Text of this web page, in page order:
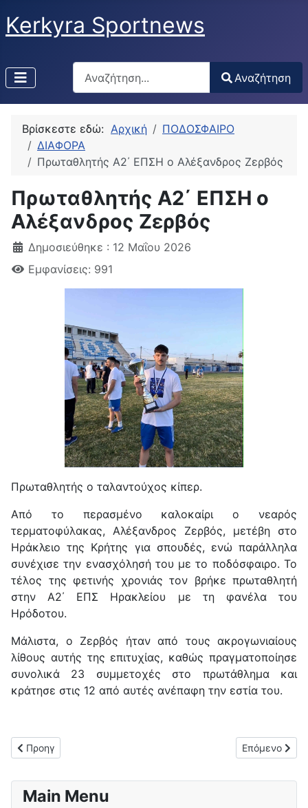
Kerkyra Sportnews
Αναζήτηση
Type 2 or more characters for results.
Αναζήτηση
Βρίσκεστε εδώ: Αρχική
ΠΟΔΟΣΦΑΙΡΟ
ΔΙΑΦΟΡΑ
Πρωταθλητής Α2΄ ΕΠΣΗ ο Αλέξανδρος Ζερβός
Πρωταθλητής Α2΄ ΕΠΣΗ ο
Αλέξανδρος Ζερβός
Δημοσιεύθηκε : 12 Μαΐου 2026
Εμφανίσεις: 991
Πρωταθλητής ο ταλαντούχος κίπερ.
Από το περασμένο καλοκαίρι ο νεαρός
τερματοφύλακας, Αλέξανδρος Ζερβός, μετέβη στο
Ηράκλειο της Κρήτης για σπουδές, ενώ παράλληλα
συνέχισε την ενασχόλησή του με το ποδόσφαιρο. Το
τέλος της φετινής χρονιάς τον βρήκε πρωταθλητή
στην Α2΄ ΕΠΣ Ηρακλείου με τη φανέλα του
Ηρόδοτου.
Μάλιστα, ο Ζερβός ήταν από τους ακρογωνιαίους
λίθους αυτής της επιτυχίας, καθώς πραγματοποίησε
συνολικά 23 συμμετοχές στο πρωτάθλημα και
κράτησε στις 12 από αυτές ανέπαφη την εστία του.
Προηγούμενο άρθρο: Με επιτυχία το φιλικό Παλαιμάχων
Προηγ Επόμενο
Επόμενο
Main Menu